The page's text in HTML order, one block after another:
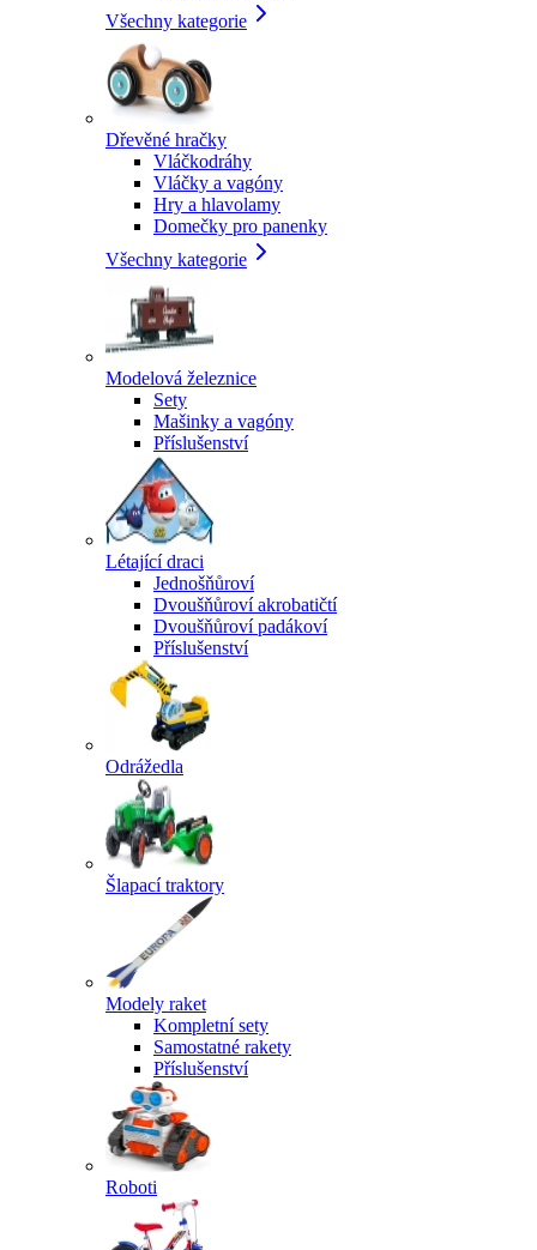
Všechny kategorie
Dřevěné hračky
Vláčkodráhy
Vláčky a vagóny
Hry a hlavolamy
Domečky pro panenky
Všechny kategorie
Modelová železnice
Sety
Mašinky a vagóny
Příslušenství
Létající draci
Jednošňůroví
Dvoušňůroví akrobatičtí
Dvoušňůroví padákoví
Příslušenství
Odrážedla
Šlapací traktory
Modely raket
Kompletní sety
Samostatné rakety
Příslušenství
Roboti